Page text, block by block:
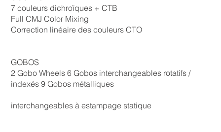
7 couleurs dichroïques + CTB
Full CMJ Color Mixing
Correction linéaire des couleurs CTO
GOBOS
2 Gobo Wheels 6 Gobos interchangeables rotatifs /
indexés 9 Gobos métalliques
interchangeables à estampage statique